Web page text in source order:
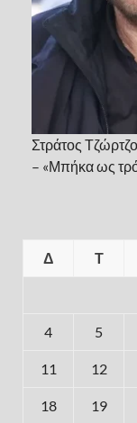
Στράτος
– «Μπήκα ως
Δ
Τ
4 5
11 12
18 19